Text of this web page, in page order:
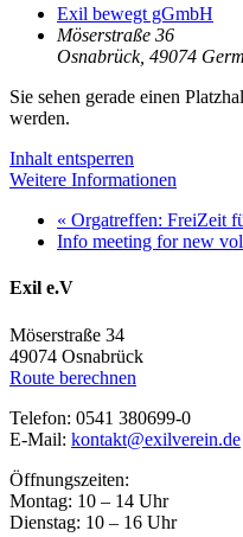
Exil bewegt gGmbH
Möserstraße 36
Osnabrück, 49074
Sie sehen gerade einen
werden.
Inhalt entsperren
Weitere Informationen
« Orgatreffen: FreiZeit
Info meeting for new
Exil e.V
Möserstraße 34
49074 Osnabrück
Route berechnen
Telefon: 0541 380699-0
E-Mail: kontakt@exilverein.de
Öffnungszeiten:
Montag: 10 – 14 Uhr
Dienstag: 10 – 16 Uhr